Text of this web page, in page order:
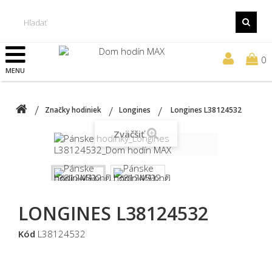
MENU
0
Značky hodiniek Longines Longines L38124532
Zväčšiť
LONGINES L38124532
Kód L38124532